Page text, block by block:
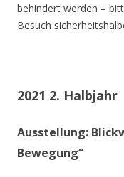
behindert werden –
Besuch
2021 2. Halbjahr
Ausstellung:
Bewegung“